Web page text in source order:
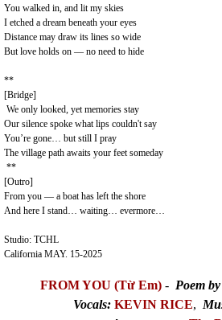
You walked in, and lit my skies
I etched a dream beneath your eyes
Distance may draw its lines so wide
But love holds on — no need to hide
**
[Bridge]
We only looked, yet memories stay
Our silence spoke what lips couldn't say
You’re gone… but still I pray
The village path awaits your feet someday
**
[Outro]
From you — a boat has left the shore
And here I stand… waiting… evermore…
Studio: TCHL
California MAY. 15-2025
FROM YOU (Từ Em) - Poem
Vocals: KEVIN RICE,